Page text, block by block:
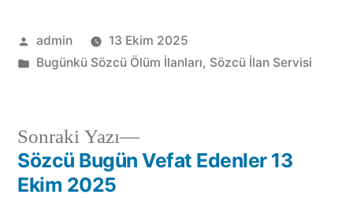
admin
13 Ekim 2025
Bugünkü Sözcü Ölüm İlanları, Sözcü İlan Servisi
Sonraki Yazı
Sözcü Bugün Vefat Edenler 13
Ekim 2025